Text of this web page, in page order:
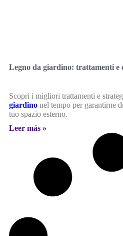
Legno da giardino: trattamenti e
Scopri i migliori trattamenti e
giardino nel tempo per garantirne
tuo spazio esterno.
Leer más »